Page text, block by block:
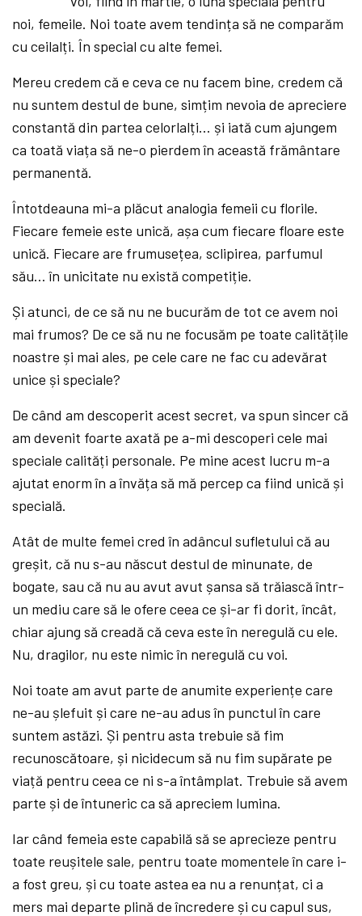
noi, femeile. Noi toate avem tendința să ne comparăm
cu ceilalți. În special cu alte femei.
Mereu credem că e ceva ce nu facem bine, credem că
nu suntem destul de bune, simțim nevoia de apreciere
constantă din partea celorlalți… și iată cum ajungem
ca toată viața să ne-o pierdem în această frământare
permanentă.
Întotdeauna mi-a plăcut analogia femeii cu florile.
Fiecare femeie este unică, așa cum fiecare floare este
unică. Fiecare are frumusețea, sclipirea, parfumul
său… în unicitate nu există competiție.
Și atunci, de ce să nu ne bucurăm de tot ce avem noi
mai frumos? De ce să nu ne focusăm pe toate calitățile
noastre și mai ales, pe cele care ne fac cu adevărat
unice și speciale?
De când am descoperit acest secret, va spun sincer că
am devenit foarte axată pe a-mi descoperi cele mai
speciale calități personale. Pe mine acest lucru m-a
ajutat enorm în a învăța să mă percep ca fiind unică și
specială.
Atât de multe femei cred în adâncul sufletului că au
greșit, că nu s-au născut destul de minunate, de
bogate, sau că nu au avut avut șansa să trăiască într-
un mediu care să le ofere ceea ce și-ar fi dorit, încât,
chiar ajung să creadă că ceva este în neregulă cu ele.
Nu, dragilor, nu este nimic în neregulă cu voi.
Noi toate am avut parte de anumite experiențe care
ne-au șlefuit și care ne-au adus în punctul în care
suntem astăzi. Și pentru asta trebuie să fim
recunoscătoare, și nicidecum să nu fim supărate pe
viață pentru ceea ce ni s-a întâmplat. Trebuie să avem
parte și de întuneric ca să apreciem lumina.
Iar când femeia este capabilă să se aprecieze pentru
toate reușitele sale, pentru toate momentele în care i-
a fost greu, și cu toate astea ea nu a renunțat, ci a
mers mai departe plină de încredere și cu capul sus,